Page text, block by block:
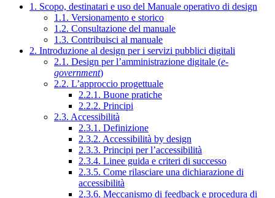
1. Scopo, destinatari e uso del Manuale operativo di design
1.1. Versionamento e storico
1.2. Consultazione del manuale
1.3. Contribuisci al manuale
2. Introduzione al design per i servizi pubblici digitali
2.1. Design per l’amministrazione digitale (e-
government)
2.2. L’approccio progettuale
2.2.1. Buone pratiche
2.2.2. Principi
2.3. Accessibilità
2.3.1. Definizione
2.3.2. Accessibilità by design
2.3.3. Principi per l’accessibilità
2.3.4. Linee guida e criteri di successo
2.3.5. Come rilasciare una dichiarazione di
accessibilità
2.3.6. Meccanismo di feedback e procedura di